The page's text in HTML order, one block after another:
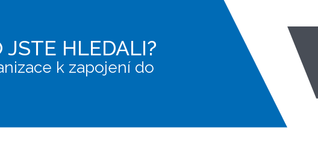
JSTE HLEDALI?
k zapojení do